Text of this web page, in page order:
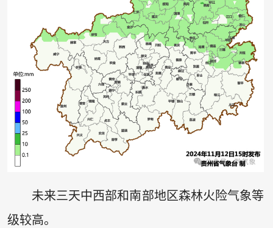
未来三天中西部和南部地区森林火险气象等
级较高。